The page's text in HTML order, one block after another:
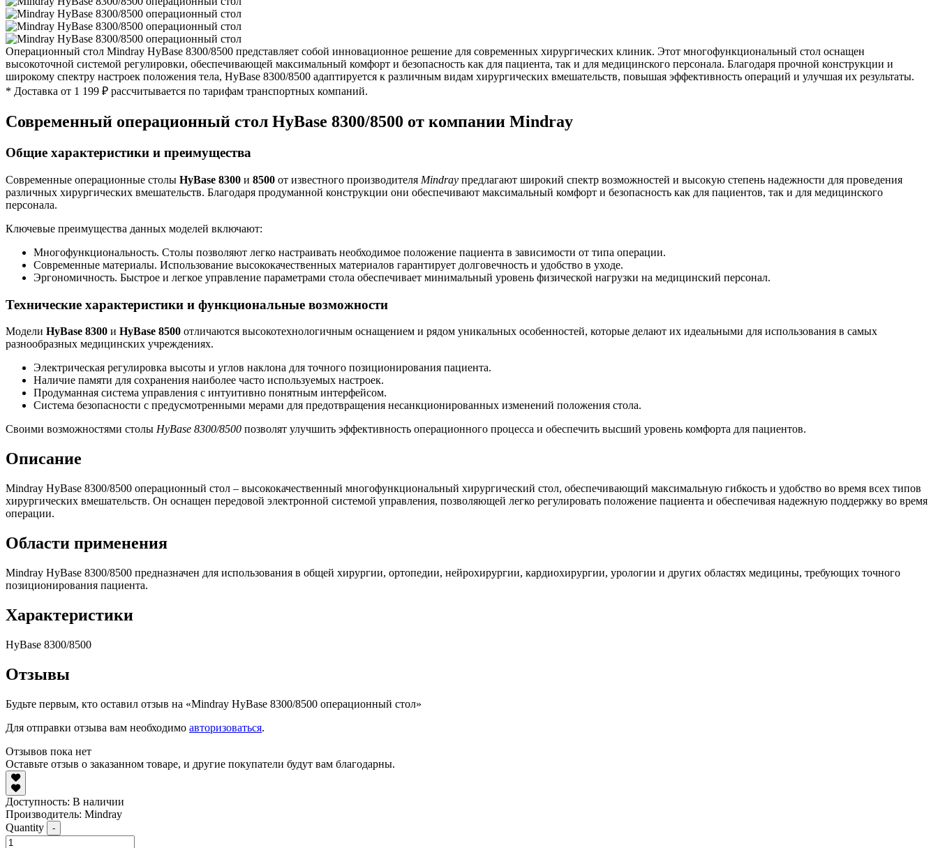
Операционный стол Mindray HyBase 8300/8500 представляет собой инновационное решение для современных хирургических клиник. Этот многофункциональный стол оснащен
высокоточной системой регулировки, обеспечивающей максимальный комфорт и безопасность как для пациента, так и для медицинского персонала. Благодаря прочной конструкции и
широкому спектру настроек положения тела, HyBase 8300/8500 адаптируется к различным видам хирургических вмешательств, повышая эффективность операций и улучшая их результаты.
* Доставка от 1 199 ₽ рассчитывается по тарифам транспортных компаний.
Современный операционный стол HyBase 8300/8500 от компании Mindray
Общие характеристики и преимущества
Современные операционные столы HyBase 8300 и 8500 от известного производителя Mindray предлагают широкий спектр возможностей и высокую степень надежности для проведения
различных хирургических вмешательств. Благодаря продуманной конструкции они обеспечивают максимальный комфорт и безопасность как для пациентов, так и для медицинского
персонала.
Ключевые преимущества данных моделей включают:
Многофункциональность. Столы позволяют легко настраивать необходимое положение пациента в зависимости от типа операции.
Современные материалы. Использование высококачественных материалов гарантирует долговечность и удобство в уходе.
Эргономичность. Быстрое и легкое управление параметрами стола обеспечивает минимальный уровень физической нагрузки на медицинский персонал.
Технические характеристики и функциональные возможности
Модели HyBase 8300 и HyBase 8500 отличаются высокотехнологичным оснащением и рядом уникальных особенностей, которые делают их идеальными для использования в самых
разнообразных медицинских учреждениях.
Электрическая регулировка высоты и углов наклона для точного позиционирования пациента.
Наличие памяти для сохранения наиболее часто используемых настроек.
Продуманная система управления с интуитивно понятным интерфейсом.
Система безопасности с предусмотренными мерами для предотвращения несанкционированных изменений положения стола.
Своими возможностями столы HyBase 8300/8500 позволят улучшить эффективность операционного процесса и обеспечить высший уровень комфорта для пациентов.
Описание
Mindray HyBase 8300/8500 операционный стол – высококачественный многофункциональный хирургический стол, обеспечивающий максимальную гибкость и удобство во время всех типов
хирургических вмешательств. Он оснащен передовой электронной системой управления, позволяющей легко регулировать положение пациента и обеспечивая надежную поддержку во время
операции.
Области применения
Mindray HyBase 8300/8500 предназначен для использования в общей хирургии, ортопедии, нейрохирургии, кардиохирургии, урологии и других областях медицины, требующих точного
позиционирования пациента.
Характеристики
HyBase 8300/8500
Отзывы
Будьте первым, кто оставил отзыв на «Mindray HyBase 8300/8500 операционный стол»
Для отправки отзыва вам необходимо авторизоваться.
Отзывов пока нет
Оставьте отзыв о заказанном товаре, и другие покупатели будут вам благодарны.
Доступность: В наличии
Производитель: Mindray
Quantity
-